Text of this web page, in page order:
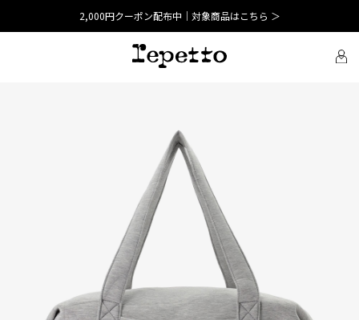
2,000円クーポン配布中｜対象商品はこちら ＞